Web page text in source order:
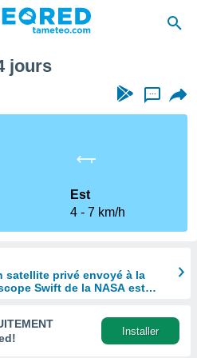
jours
...
Est
4
7 km/h
satellite privé envoyé à la
Swift de la NASA est
Installer